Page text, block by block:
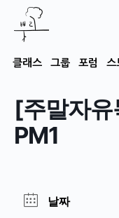
클래스 그룹 포럼 스
[주말자유
PM1
날짜